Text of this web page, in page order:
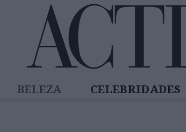
BELEZA CELEBRIDADES